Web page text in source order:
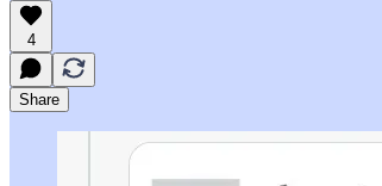
4
Share